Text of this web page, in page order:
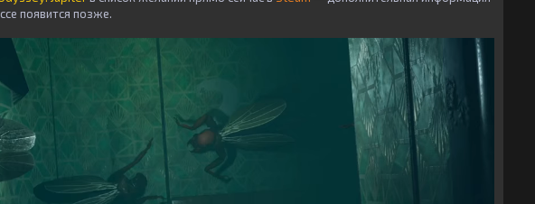
появится позже.